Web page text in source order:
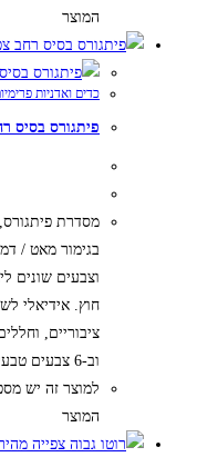
המוצר
כדים ואדניות
פיתגורס בסיס
מסדרת פיתגורס,
בגימור מאט /
וצבעים שונים
חוץ. אידיאלי
ציבוריים,
וב-6 צבעים טבעיים שונים. לקטלוג המוצר
למוצר זה יש
המוצר
צפייה